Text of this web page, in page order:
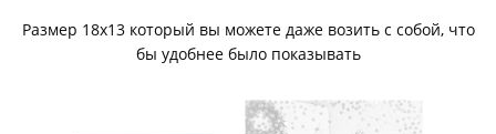
Размер 18х13 который вы можете даже возить с собой, что
бы удобнее было показывать